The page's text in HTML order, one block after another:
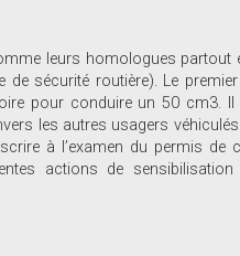
leurs homologues partout
sécurité routière). Le
pour conduire un 50 cm3. Il
les autres usagers
à l’examen du permis
actions de